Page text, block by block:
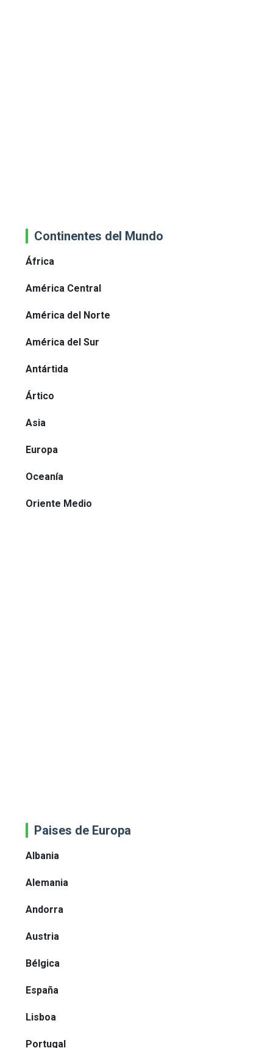
Continentes del Mundo
África
América Central
América del Norte
América del Sur
Antártida
Ártico
Asia
Europa
Oceanía
Oriente Medio
Paises de Europa
Albania
Alemania
Andorra
Austria
Bélgica
España
Lisboa
Portugal